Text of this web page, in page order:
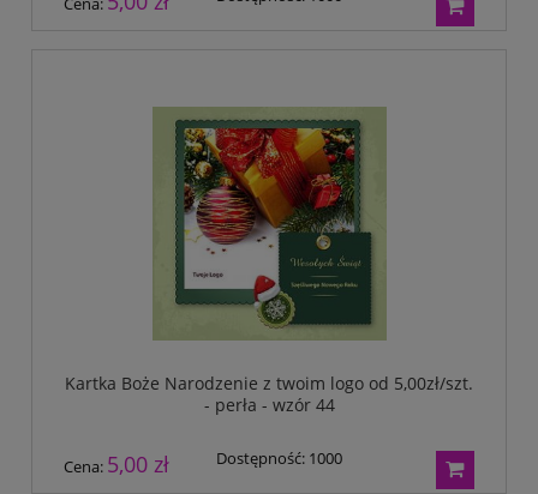
Kartka Boże Narodzenie z twoim logo od 5,00zł/szt.
- perła - wzór 44
Cena: 5,00 zł Dostępność: 1000